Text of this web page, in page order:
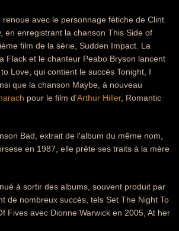
renoue avec le personnage fétiche de Clint
en enregistrant la chanson This Side of
film de la série, Sudden Impact. La
Flack et le chanteur Peabo Bryson lancent
Love, qui contient le succès Tonight, I
que la chanson Maybe, à nouveau
pour le film d'Arthur Hiller, Romantic
Bad, extrait de l'album du même nom,
en 1987, elle prête ses traits à la mère
à sortir des albums, souvent produit par
de nombreux succès, tels Set The Night To
Fives avec Dionne Warwick en 2005, At her